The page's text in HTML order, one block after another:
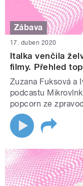
Zábava
17. duben 2020
Italka venčila
filmy. Přehled
Zuzana Fuksová a
podcastu
popcorn ze